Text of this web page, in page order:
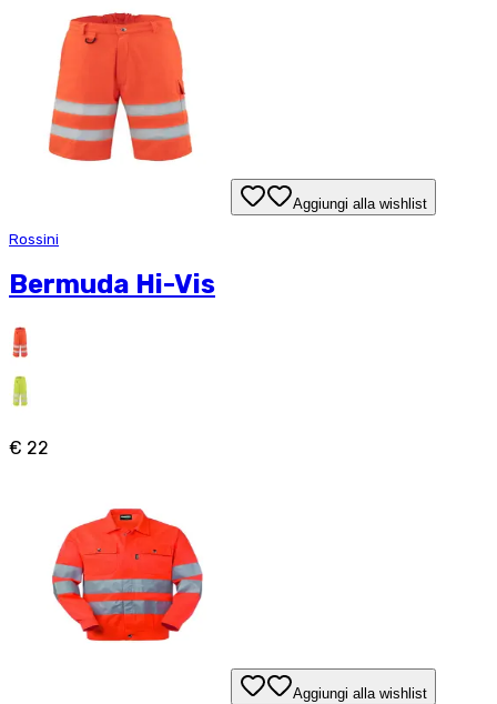
Aggiungi alla wishlist
Rossini
Bermuda Hi-Vis
€ 22
Aggiungi alla wishlist